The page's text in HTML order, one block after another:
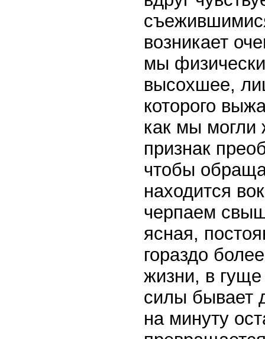
возникает
мы
высохшее,
которого
как мы могли
признак
чтобы
находится
черпаем
ясная,
гораздо
жизни, в
силы бывает
на минуту